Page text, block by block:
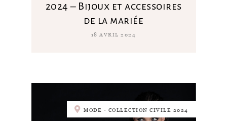
2024 – Bijoux et accessoires
de la mariée
18 AVRIL 2024
MODE - COLLECTION CIVILE 2024